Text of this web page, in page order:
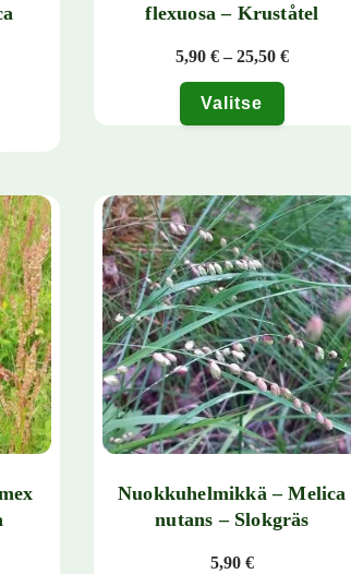
flexuosa – Kruståtel
5,90 € – 25,50 €
Valitse
5,90 € - 20,50 €
Nuokkuhelmikkä – Melica
nutans – Slokgräs
5,90 €